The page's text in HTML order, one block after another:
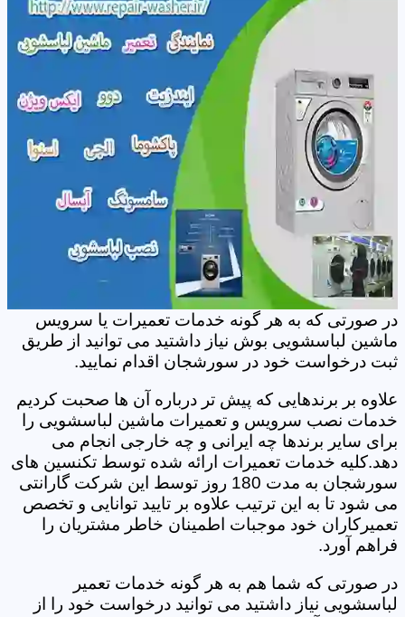
در صورتی که به هر گونه خدمات تعمیرات یا سرویس
ماشین لباسشویی بوش نیاز داشتید می توانید از طریق
ثبت درخواست خود در سورشجان اقدام نمایید.
علاوه بر برندهایی که پیش تر درباره آن ها صحبت کردیم
خدمات نصب سرویس و تعمیرات ماشین لباسشویی را
برای سایر برندها چه ایرانی و چه خارجی انجام می
دهد.کلیه خدمات تعمیرات ارائه شده توسط تکنسین های
سورشجان به مدت 180 روز توسط این شرکت گارانتی
می شود تا به این ترتیب علاوه بر تایید توانایی و تخصص
تعمیرکاران خود موجبات اطمینان خاطر مشتریان را
فراهم آورد.
در صورتی که شما هم به هر گونه خدمات تعمیر
لباسشویی نیاز داشتید می توانید درخواست خود را از